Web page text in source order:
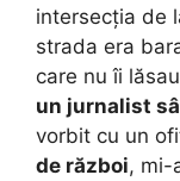
intersecția de
strada era
care nu îi
un jurnalist
vorbit cu un
de război, mi-